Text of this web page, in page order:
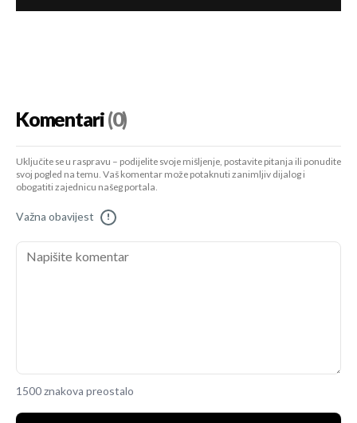
Komentari(0)
Uključite se u raspravu – podijelite svoje mišljenje, postavite pitanja ili ponudite
svoj pogled na temu. Vaš komentar može potaknuti zanimljiv dijalog i
obogatiti zajednicu našeg portala.
Važna obavijest !
1500 znakova preostalo